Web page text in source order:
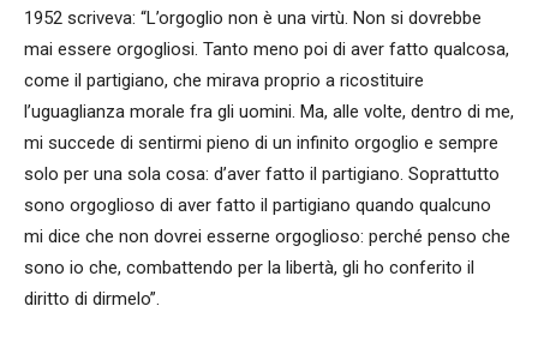
1952 scriveva: “L’orgoglio non è una virtù. Non si dovrebbe
mai essere orgogliosi. Tanto meno poi di aver fatto qualcosa,
come il partigiano, che mirava proprio a ricostituire
l’uguaglianza morale fra gli uomini. Ma, alle volte, dentro di me,
mi succede di sentirmi pieno di un infinito orgoglio e sempre
solo per una sola cosa: d’aver fatto il partigiano. Soprattutto
sono orgoglioso di aver fatto il partigiano quando qualcuno
mi dice che non dovrei esserne orgoglioso: perché penso che
sono io che, combattendo per la libertà, gli ho conferito il
diritto di dirmelo”.